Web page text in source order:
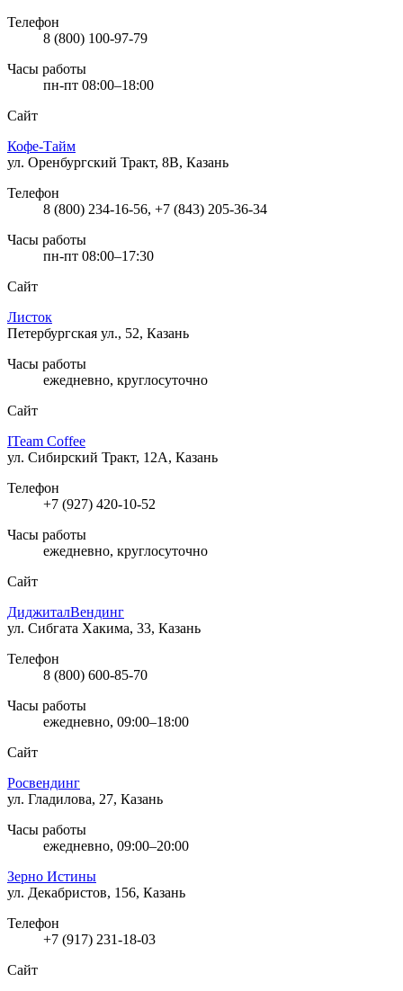
Телефон
8 (800) 100-97-79
Часы работы
пн-пт 08:00–18:00
Сайт
Кофе-Тайм
ул. Оренбургский Тракт, 8В, Казань
Телефон
8 (800) 234-16-56, +7 (843) 205-36-34
Часы работы
пн-пт 08:00–17:30
Сайт
Листок
Петербургская ул., 52, Казань
Часы работы
ежедневно, круглосуточно
Сайт
ITeam Coffee
ул. Сибирский Тракт, 12А, Казань
Телефон
+7 (927) 420-10-52
Часы работы
ежедневно, круглосуточно
Сайт
ДиджиталВендинг
ул. Сибгата Хакима, 33, Казань
Телефон
8 (800) 600-85-70
Часы работы
ежедневно, 09:00–18:00
Сайт
Росвендинг
ул. Гладилова, 27, Казань
Часы работы
ежедневно, 09:00–20:00
Зерно Истины
ул. Декабристов, 156, Казань
Телефон
+7 (917) 231-18-03
Сайт